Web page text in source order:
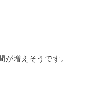
増えそうです。